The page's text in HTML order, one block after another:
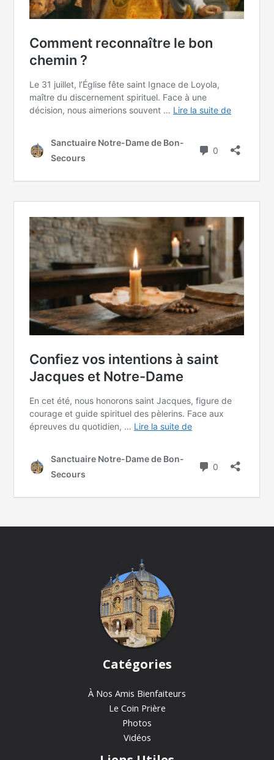
Catégories
À Nos Amis Bienfaiteurs
Le Coin Prière
Photos
Vidéos